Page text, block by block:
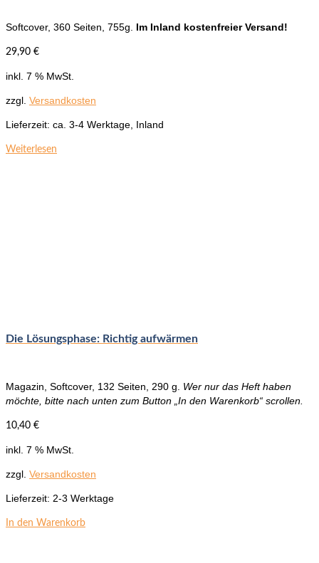
Softcover, 360 Seiten, 755g. Im Inland kostenfreier Versand!
29,90 €
inkl. 7 % MwSt.
zzgl. Versandkosten
Lieferzeit: ca. 3-4 Werktage, Inland
Weiterlesen
Die Lösungsphase: Richtig aufwärmen
Magazin, Softcover, 132 Seiten, 290 g. Wer nur das Heft haben
möchte, bitte nach unten zum Button „In den Warenkorb“ scrollen.
10,40 €
inkl. 7 % MwSt.
zzgl. Versandkosten
Lieferzeit: 2-3 Werktage
In den Warenkorb